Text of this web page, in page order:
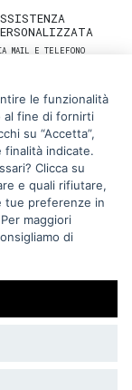
MAIL E TELEFONO
le funzionalità
al fine di fornirti
su “Accetta”,
finalità indicate.
Clicca su
e quali rifiutare,
tue preferenze in
maggiori
di